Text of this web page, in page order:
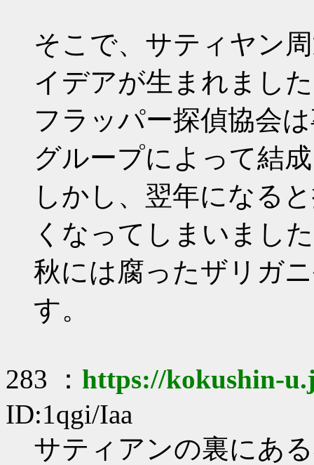
そこで、サティヤン
イデアが生まれまし
フラッパー探偵協会
グループによって結
しかし、翌年になる
くなってしまいまし
秋には腐ったザリガ
す。
283 ： https://kokushin-
ID:1qgi/Iaa
サティアンの裏にあ